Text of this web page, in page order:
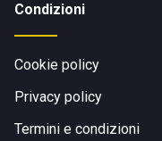
Condizioni
Cookie policy
Privacy policy
Termini e condizioni